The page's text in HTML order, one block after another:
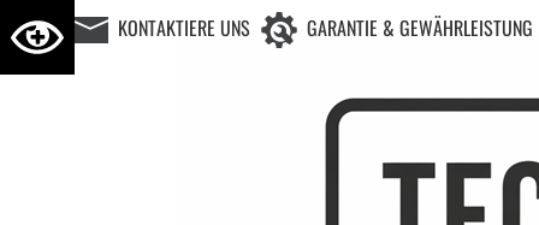
KONTAKTIERE UNS GARANTIE & GEWÄHRLEISTUNG